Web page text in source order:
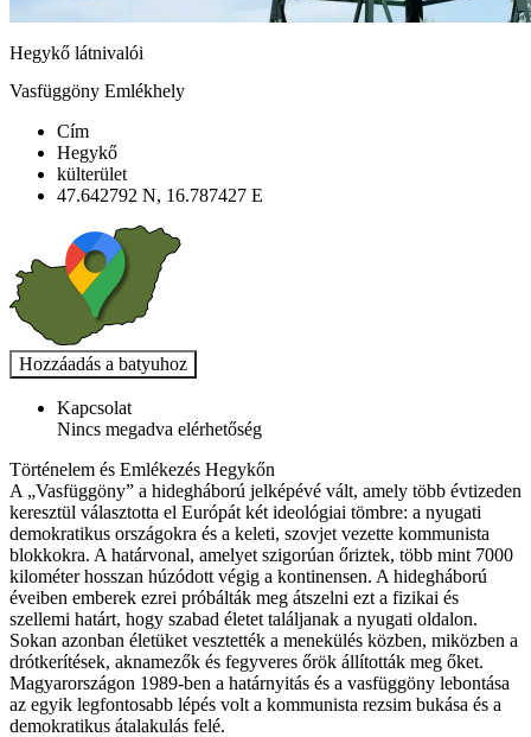
Hegykő látnivalói
Vasfüggöny Emlékhely
Cím
Hegykő
külterület
47.642792 N, 16.787427 E
Kapcsolat
Nincs megadva elérhetőség
Történelem és Emlékezés Hegykőn
A „Vasfüggöny” a hidegháború jelképévé vált, amely több évtizeden
keresztül választotta el Európát két ideológiai tömbre: a nyugati
demokratikus országokra és a keleti, szovjet vezette kommunista
blokkokra. A határvonal, amelyet szigorúan őriztek, több mint 7000
kilométer hosszan húzódott végig a kontinensen. A hidegháború
éveiben emberek ezrei próbálták meg átszelni ezt a fizikai és
szellemi határt, hogy szabad életet találjanak a nyugati oldalon.
Sokan azonban életüket vesztették a menekülés közben, miközben a
drótkerítések, aknamezők és fegyveres őrök állították meg őket.
Magyarországon 1989-ben a határnyitás és a vasfüggöny lebontása
az egyik legfontosabb lépés volt a kommunista rezsim bukása és a
demokratikus átalakulás felé.